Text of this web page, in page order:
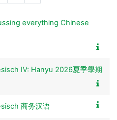
everything Chinese
IV: Hanyu 2026夏季學期
商务汉语